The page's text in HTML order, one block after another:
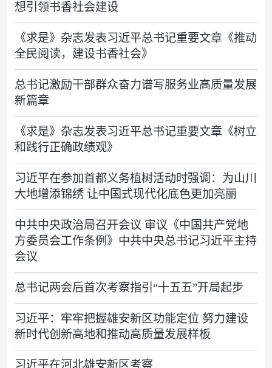
想引领书香社会建设
《求是》杂志发表习近平总书记重要文章《推动
全民阅读，建设书香社会》
总书记激励干部群众奋力谱写服务业高质量发展
新篇章
《求是》杂志发表习近平总书记重要文章《树立
和践行正确政绩观》
习近平在参加首都义务植树活动时强调：为山川
大地增添锦绣 让中国式现代化底色更加亮丽
中共中央政治局召开会议 审议《中国共产党地
方委员会工作条例》中共中央总书记习近平主持
会议
总书记两会后首次考察指引“十五五”开局起步
习近平：牢牢把握雄安新区功能定位 努力建设
新时代创新高地和推动高质量发展样板
习近平在河北雄安新区考察